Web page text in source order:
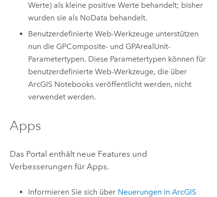
Werte) als kleine positive Werte behandelt; bisher
wurden sie als NoData behandelt.
Benutzerdefinierte Web-Werkzeuge unterstützen
nun die GPComposite- und GPArealUnit-
Parametertypen. Diese Parametertypen können für
benutzerdefinierte Web-Werkzeuge, die über
ArcGIS Notebooks veröffentlicht werden, nicht
verwendet werden.
Apps
Das Portal enthält neue Features und
Verbesserungen für Apps.
Informieren Sie sich über Neuerungen inArcGIS